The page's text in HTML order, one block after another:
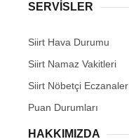
SERVİSLER
Siirt Hava Durumu
Siirt Namaz Vakitleri
Siirt Nöbetçi Eczanaler
Puan Durumları
HAKKIMIZDA